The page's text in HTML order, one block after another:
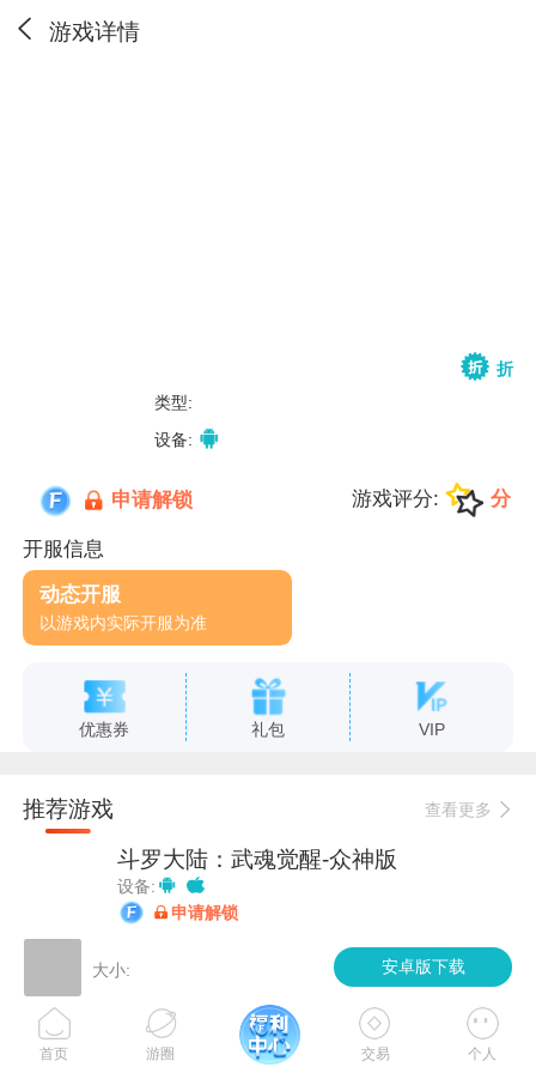
游戏详情
类型:
设备:
折
申请解锁 游戏评分: 分
开服信息
动态开服
以游戏内实际开服为准
优惠券 礼包 VIP
推荐游戏 查看更多
斗罗大陆：武魂觉醒-众神版
设备:
申请解锁
无名之辈
申请解锁
大小: 安卓版下载
首页 游圈 交易 个人